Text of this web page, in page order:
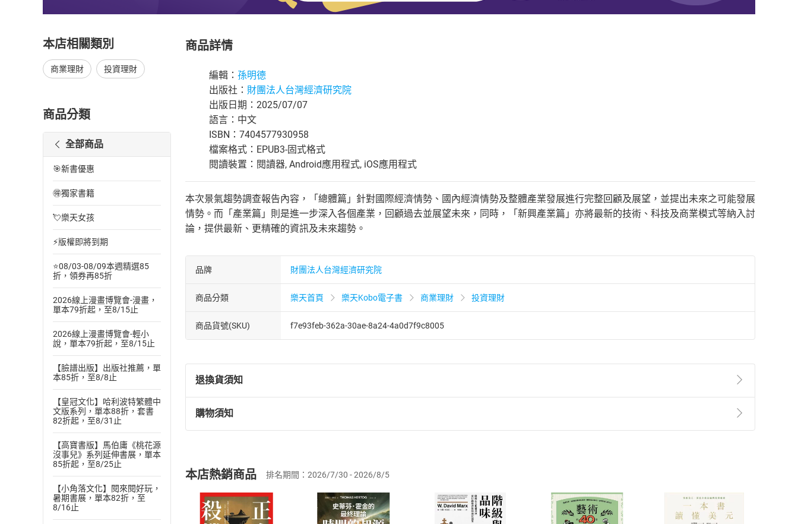
本店相關類別
商業理財 投資理財
商品分類
全部商品
🎯新書優惠
🉐獨家書籍
💘樂天女孩
⚡版權即將到期
⭐08/03-08/09本週精選85
折，領券再85折
2026線上漫畫博覽會-漫畫，
單本79折起，至8/15止
2026線上漫畫博覽會-輕小
說，單本79折起，至8/15止
【臉譜出版】出版社推薦，單
本85折，至8/8止
【皇冠文化】哈利波特繁體中
文版系列，單本88折，套書
82折起，至8/31止
【高寶書版】馬伯庸《桃花源
沒事兒》系列延伸書展，單本
85折起，至8/25止
【小角落文化】閱來閱好玩，
暑期書展，單本82折，至
8/16止
商品詳情
編輯： 孫明德
出版社： 財團法人台灣經濟研究院
出版日期：2025/07/07
語言：中文
ISBN：7404577930958
檔案格式：EPUB3-固式格式
閱讀裝置：閱讀器, Android應用程式, iOS應用程式
本次景氣趨勢調查報告內容，「總體篇」針對國際經濟情勢、國內經濟情勢及整體產業發展進行完整回顧及展望，並提出未來之可能發展
情勢。而「產業篇」則是進一步深入各個產業，回顧過去並展望未來，同時，「新興產業篇」亦將最新的技術、科技及商業模式等納入討
論，提供最新、更精確的資訊及未來趨勢。
品牌 財團法人台灣經濟研究院
商品分類 樂天首頁 樂天Kobo電子書 商業理財 投資理財
商品貨號(SKU) f7e93feb-362a-30ae-8a24-4a0d7f9c8005
退換貨須知
退換貨規定：
(一)依消費者保護法第19條第1項後段暨通訊交易解除權合理例外情事適用準則第2條第5款之規定，「非以有形媒介提供之數位
(二)消費者訂購本店鋪之商品即代表知悉本店鋪所銷售之商品為電子書，屬非以有形媒介提供之數位內容，消費者同意若訂購後
且已下載/存取電子書，不得請求退貨退款。
退貨方式：您欲取消訂單或辦理退貨時，請登入樂天市場，並於「我的訂單」中點選「瀏覽訂單明細」
「申請取消訂單/ 退
購物須知
挑選商品
Choose
放入購物車
Shopping cart
登入帳號
Login
付款方式
Payment
完成訂單
Complete
本店熱銷商品 排名期間：2026/7/30 - 2026/8/5